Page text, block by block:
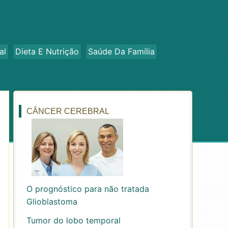
Dieta E Nutrição Saúde Da Família
CÂNCER CEREBRAL
O prognóstico para não tratada
Glioblastoma
Tumor do lobo temporal